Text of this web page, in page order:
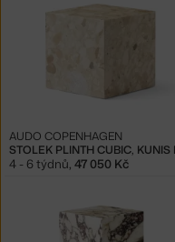
AUDO COPENHAGEN
4 - 6 týdnů, 47 050 Kč